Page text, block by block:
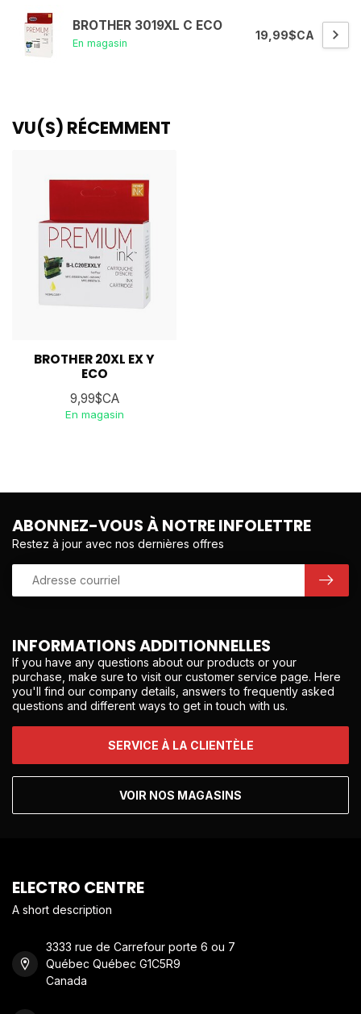
BROTHER 3019XL C ECO
En magasin
19,99$CA
VU(S) RÉCEMMENT
BROTHER 20XL EX Y
ECO
9,99$CA
En magasin
INFORMATIONS ADDITIONNELLES
If you have any questions about our products or your
purchase, make sure to visit our customer service page. Here
you'll find our company details, answers to frequently asked
questions and different ways to get in touch with us.
SERVICE À LA CLIENTÈLE
VOIR NOS MAGASINS
ABONNEZ-VOUS À NOTRE INFOLETTRE
Restez à jour avec nos dernières offres
ELECTRO CENTRE
A short description
3333 rue de Carrefour porte 6 ou 7
Québec Québec G1C5R9
Canada